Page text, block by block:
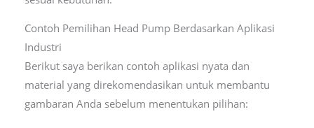
Contoh Pemilihan Head Pump Berdasarkan Aplikasi
Industri
Berikut saya berikan contoh aplikasi nyata dan
material yang direkomendasikan untuk membantu
gambaran Anda sebelum menentukan pilihan: